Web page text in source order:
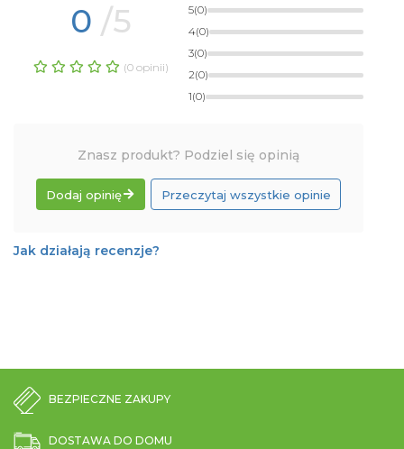
0 /5
(0 opinii)
5(0)
4(0)
3(0)
2(0)
1(0)
Znasz produkt? Podziel się opinią
Dodaj opinię Przeczytaj wszystkie opinie
Jak działają recenzje?
BEZPIECZNE ZAKUPY
DOSTAWA DO DOMU